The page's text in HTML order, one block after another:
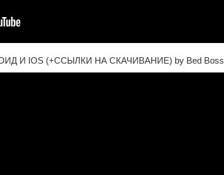
И IOS (+ССЫЛКИ НА СКАЧИВАНИЕ) by Bed Boss